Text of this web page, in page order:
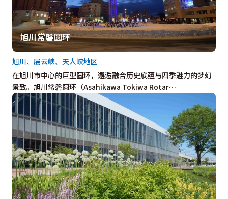
旭川常磐圆环
在旭川市中心的巨型圆环，邂逅融合历史底蕴与四季魅力的梦幻
景致。旭川常磐圆环（Asahikawa Tokiwa Rotar…
旭川、层云峡、天人峡地区